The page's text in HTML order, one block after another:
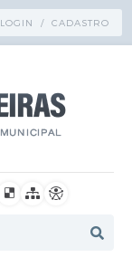
LOGIN / CADASTRO